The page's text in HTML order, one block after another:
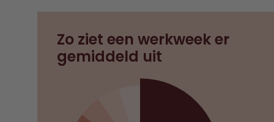
Zo ziet een werkweek er
gemiddeld uit